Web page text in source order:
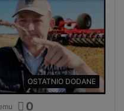
OSTATNIO DODANE
0